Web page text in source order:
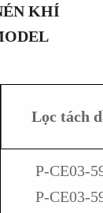
KHÍ
Lọc tách
P-CE03-
P-CE03-